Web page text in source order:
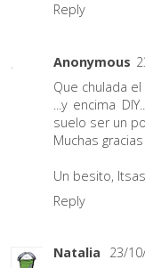
Reply
Anonymous
Que chulada
...y encima
suelo ser un
Muchas
Un besito,
Reply
Natalia
23/